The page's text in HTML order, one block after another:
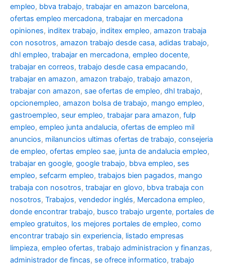
empleo, bbva trabajo, trabajar en amazon barcelona,
ofertas empleo mercadona, trabajar en mercadona
opiniones, inditex trabajo, inditex empleo, amazon trabaja
con nosotros, amazon trabajo desde casa, adidas trabajo,
dhl empleo, trabajar en mercadona, empleo docente,
trabajar en correos, trabajo desde casa empacando,
trabajar en amazon, amazon trabajo, trabajo amazon,
trabajar con amazon, sae ofertas de empleo, dhl trabajo,
opcionempleo, amazon bolsa de trabajo, mango empleo,
gastroempleo, seur empleo, trabajar para amazon, fulp
empleo, empleo junta andalucia, ofertas de empleo mil
anuncios, milanuncios ultimas ofertas de trabajo, consejeria
de empleo, ofertas empleo sae, junta de andalucia empleo,
trabajar en google, google trabajo, bbva empleo, ses
empleo, sefcarm empleo, trabajos bien pagados, mango
trabaja con nosotros, trabajar en glovo, bbva trabaja con
nosotros, Trabajos, vendedor inglés, Mercadona empleo,
donde encontrar trabajo, busco trabajo urgente, portales de
empleo gratuitos, los mejores portales de empleo, como
encontrar trabajo sin experiencia, listado empresas
limpieza, empleo ofertas, trabajo administracion y finanzas,
administrador de fincas, se ofrece informatico, trabajo